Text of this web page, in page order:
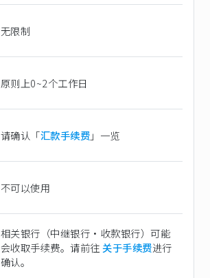
无限制
原则上0~2个工作日
请确认「汇款手续费」一览
不可以使用
相关银行（中继银行·收款银行）可能
会收取手续费。请前往关于手续费进行
确认。